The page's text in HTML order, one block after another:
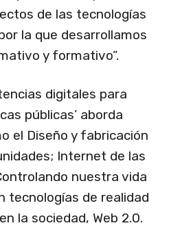
de las tecnologías
la que desarrollamos
y formativo”.
digitales para
públicas’ aborda
el Diseño y fabricación
Internet de las
nuestra vida
tecnologías de realidad
la sociedad, Web 2.0.